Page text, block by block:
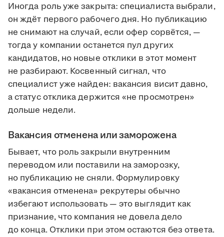
Иногда роль уже закрыта: специалиста выбрали,
он ждёт первого рабочего дня. Но публикацию
не снимают на случай, если офер сорвётся, —
тогда у компании останется пул других
кандидатов, но новые отклики в этот момент
не разбирают. Косвенный сигнал, что
специалист уже найден: вакансия висит давно,
а статус отклика держится «не просмотрен»
дольше недели.
Вакансия отменена или заморожена
Бывает, что роль закрыли внутренним
переводом или поставили на заморозку,
но публикацию не сняли. Формулировку
«вакансия отменена» рекрутеры обычно
избегают использовать — это выглядит как
признание, что компания не довела дело
до конца. Отклики при этом остаются без ответа.